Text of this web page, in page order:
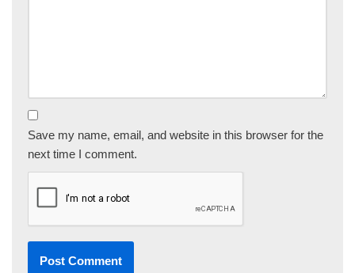
Save my name, email, and website in this browser for the
next time I comment.